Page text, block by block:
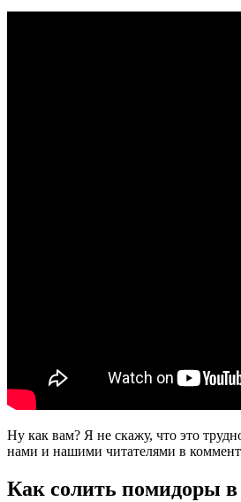
Ну как вам? Я не скажу, что это
нами и нашими читателями в
Как солить помидоры в